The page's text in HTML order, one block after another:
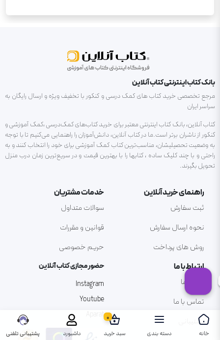
بانک کتاب اینترنتی کتاب آنلاین
مرجع تخصصی خرید کتاب های کمک درسی و کنکور با تخفیف ویژه و ارسال رایگان به
سراسر ایران
کتاب آنلاین، بانک کتاب اینترنتی معتبر برای خرید کتاب‌های کمک‌درسی ،کمک آموزشی و
کنکور از ناشران برتر است.ما در کتاب آنلاین، دانش‌آموزان را راهنمایی می‌کنیم تا با توجه
به وضعیت تحصیلیشان، مناسب‌ترین کتاب کمک آموزشی برای خود را انتخاب کنند و به
راحتی و با چند کلیک ساده ، کتابها را با بهترین قیمت و در سریع‌ترین زمان درب منزل
تحویل بگیرند.
راهنمای خرید آنلاین
ثبت سفارش
نحوه ارسال سفارش
روش های پرداخت
خدمات مشتریان
سوالات متداول
قوانین و مقررات
حریم خصوصی
ارتباط با ما
درباره ما
تماس با ما
پشتیبانی
حضور مجازی کتاب آنلاین
Instagram
Youtube
Aparat
خانه دسته بندی
0
سبد خرید
داشبورد پشتیبانی تلفنی